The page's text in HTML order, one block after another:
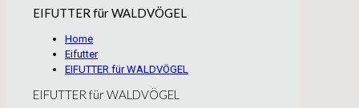
EIFUTTER für WALDVÖGEL
Home
Eifutter
EIFUTTER für WALDVÖGEL
EIFUTTER für WALDVÖGEL